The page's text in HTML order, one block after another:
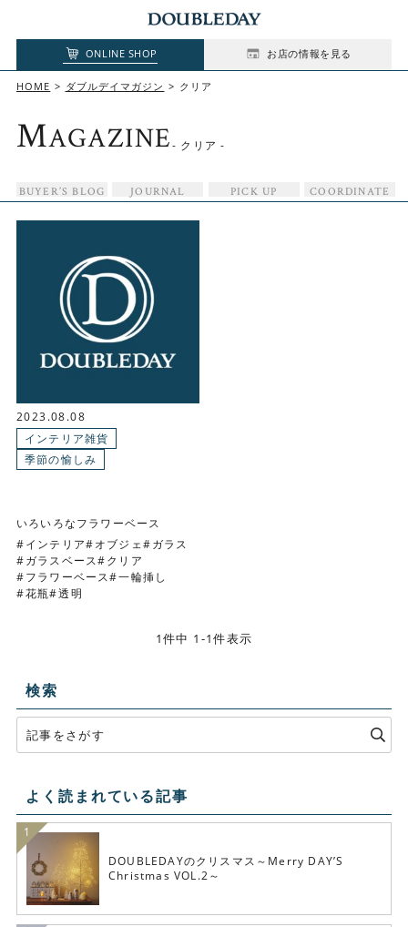
ONLINE SHOP お店の情報を見る
HOME ダブルデイマガジン クリア
MAGAZINE- クリア -
BUYER’S BLOG JOURNAL PICK UP COORDINATE
2023.08.08
インテリア雑貨
季節の愉しみ
いろいろなフラワーベース
インテリア
オブジェ
ガラス
ガラスベース
クリア
フラワーベース 一輪挿し
花瓶 透明
1件中 1-1件表示
検索
よく読まれている記事
DOUBLEDAYのクリスマス～Merry DAY’S
Christmas VOL.2～